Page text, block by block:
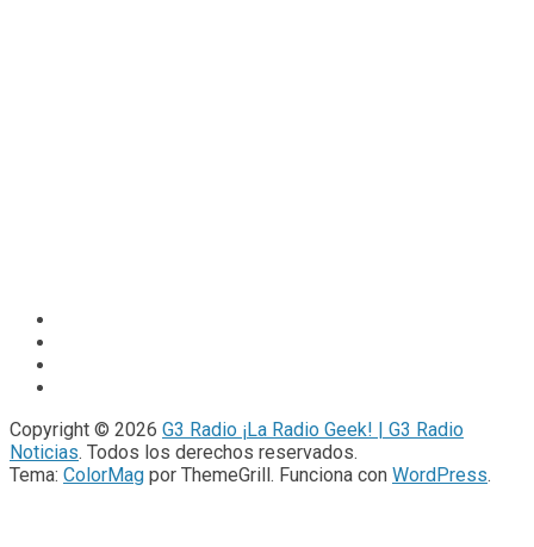
Copyright © 2026 G3 Radio ¡La Radio Geek! | G3 Radio
Noticias. Todos los derechos reservados.
Tema: ColorMag por ThemeGrill. Funciona con WordPress.